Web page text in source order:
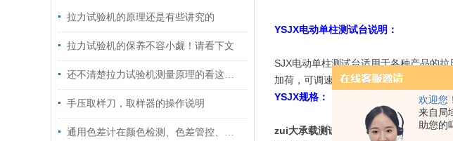
欢迎您！
来自局
助您的
拉力试验机的原理还是有些讲究的
拉力试验机的保养不容小觑！请看下文
还不清楚拉力试验机测量原理的看这里！
手压取样刀，取样器的操作说明
通用色差计在颜色检测、色差管控、数据量传对色差的控制
YSJX电动单柱测试台说明：
SJX电动单柱测试台适用于各种产品的
加荷，可调速，方便可靠，精密螺杆传
YSJX规格：
zui大承载测试重量：500N；